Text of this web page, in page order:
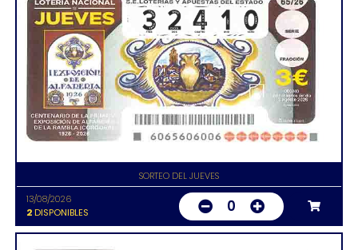
SORTEO DEL JUEVES
13/08/2026
2DISPONIBLES 0